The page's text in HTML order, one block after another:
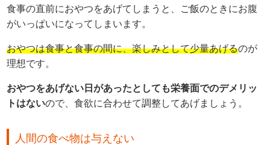
食事の直前におやつをあげてしまうと、ご飯のときにお腹
がいっぱいになってしまいます。
おやつは食事と食事の間に、楽しみとして少量あげるのが
理想です。
おやつをあげない日があったとしても栄養面でのデメリッ
トはないので、食欲に合わせて調整してあげましょう。
人間の食べ物は与えない